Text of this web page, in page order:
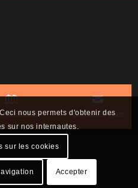
interactive Contactez-nous
nous permets d'obtenir des
sur nos internautes.
sur les cookies
Accepter